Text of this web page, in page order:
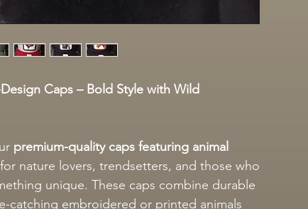
Caps – Bold Style with Wild
premium-quality caps featuring animal
nature lovers, trendsetters, and those who
unique. These caps combine durable
catching embroidered or printed animals